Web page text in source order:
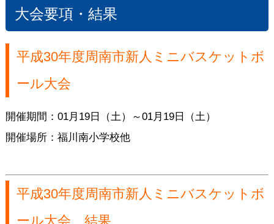
大会要項・結果
平成30年度周南市新人ミニバスケットボ
ール大会
開催期間：01月19日（土）～01月19日（土）
開催場所：福川南小学校他
平成30年度周南市新人ミニバスケットボ
ール大会 結果